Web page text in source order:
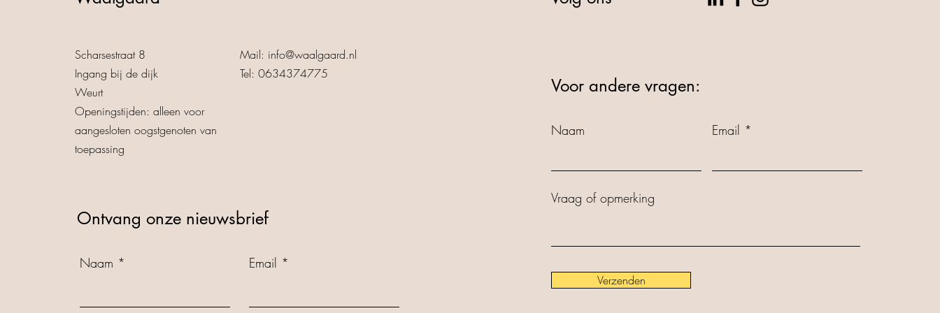
Scharsestraat 8
Ingang bij de dijk
Weurt
Openingstijden: alleen voor
aangesloten oogstgenoten van
toepassing
Mail: info@waalgaard.nl
Tel: 0634374775
Ontvang onze nieuwsbrief
Naam Email
Voor andere vragen:
Naam Email
Vraag of opmerking
Verzenden